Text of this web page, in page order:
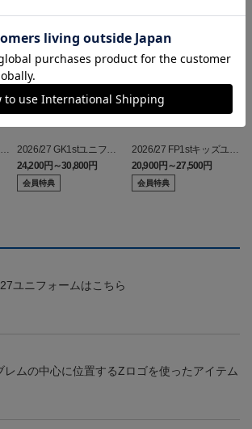
2026/27 GK1stユニフォ
ーム
24,200円～30,800円
会員特典
2026/27 FP1stキッズユニ
フォーム
20,900円～27,500円
会員特典
ユニフォームはこちら
レムの中心に位置するZロゴを使ったアイテム